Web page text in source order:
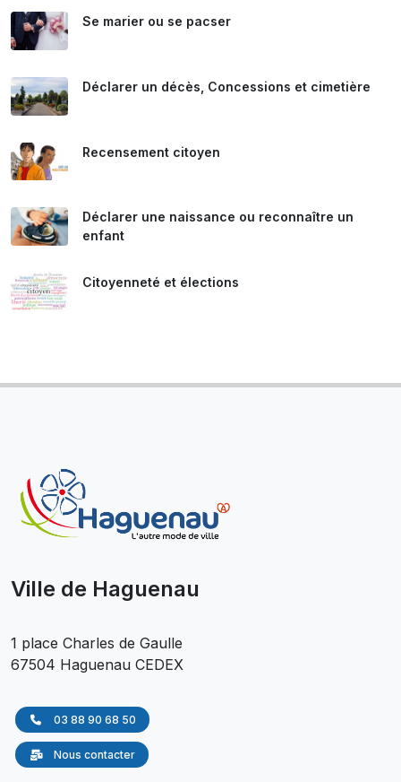
Se marier ou se pacser
Déclarer un décès, Concessions et cimetière
Recensement citoyen
Déclarer une naissance ou reconnaître un
enfant
Citoyenneté et élections
Ville de Haguenau
1 place Charles de Gaulle
67504 Haguenau CEDEX
03 88 90 68 50
Nous contacter